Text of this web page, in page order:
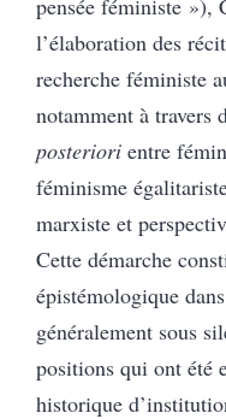
l’élaboration des
recherche féministe
notamment à travers
posteriori entre
féminisme
marxiste et
Cette démarche
épistémologique
généralement sous
positions qui ont été
historique